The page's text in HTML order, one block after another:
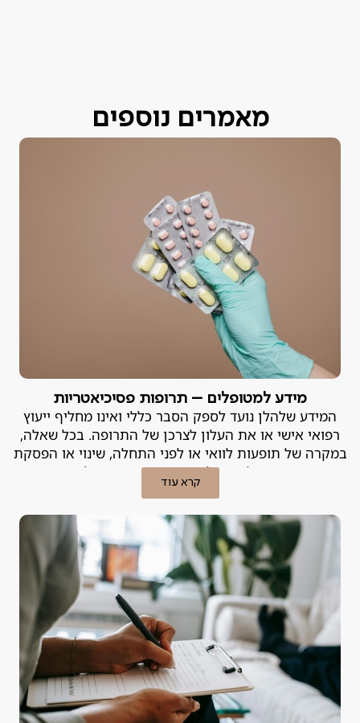
מאמרים נוספים
מידע למטופלים – תרופות פסיכיאטריות
המידע שלהלן נועד לספק הסבר כללי ואינו מחליף ייעוץ
רפואי אישי או את העלון לצרכן של התרופה. בכל שאלה,
במקרה של תופעות לוואי או לפני התחלה, שינוי או הפסקת
טיפול – יש להייועץ ברופא המטפל.
קרא עוד